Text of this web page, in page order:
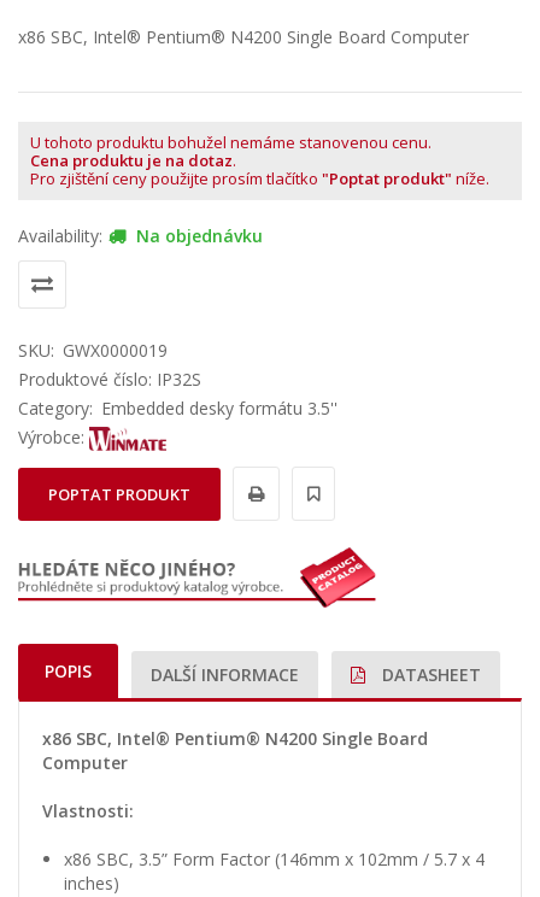
x86 SBC, Intel® Pentium® N4200 Single Board Computer
U tohoto produktu bohužel nemáme stanovenou cenu.
Cena produktu je na dotaz.
Pro zjištění ceny použijte prosím tlačítko "Poptat produkt" níže.
Availability: Na objednávku
SKU: GWX0000019
Produktové číslo: IP32S
Category: Embedded desky formátu 3.5''
Výrobce:
POPTAT PRODUKT
POPIS DALŠÍ INFORMACE DATASHEET
x86 SBC, Intel® Pentium® N4200 Single Board
Computer
Vlastnosti:
x86 SBC, 3.5” Form Factor (146mm x 102mm / 5.7 x 4
inches)